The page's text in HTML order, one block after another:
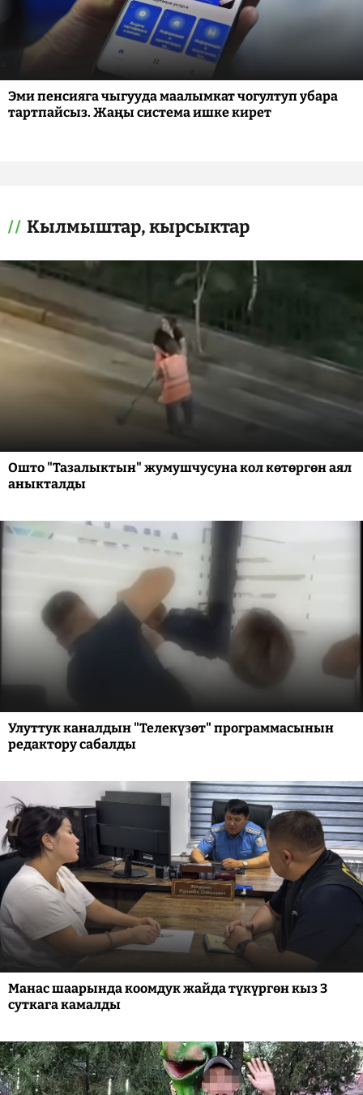
Эми пенсияга чыгууда маалымкат чогултуп убара
тартпайсыз. Жаңы система ишке кирет
Кылмыштар, кырсыктар
Ошто "Тазалыктын" жумушчусуна кол көтөргөн аял
аныкталды
Улуттук каналдын "Телекүзөт" программасынын
редактору сабалды
Манас шаарында коомдук жайда түкүргөн кыз 3
суткага камалды